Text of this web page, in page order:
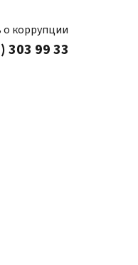
коррупции
303 99 33